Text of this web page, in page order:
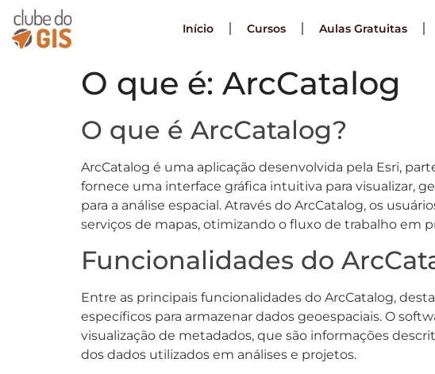
Início Cursos Aulas Gratuitas
O que é: ArcCatalog
O que é ArcCatalog?
ArcCatalog é uma aplicação desenvolvida pela Esri,
fornece uma interface gráfica intuitiva para visualizar,
para a análise espacial. Através do ArcCatalog, os
serviços de mapas, otimizando o fluxo de trabalho em
Funcionalidades do
Entre as principais funcionalidades do ArcCatalog,
específicos para armazenar dados geoespaciais. O
visualização de metadados, que são informações
dos dados utilizados em análises e projetos.